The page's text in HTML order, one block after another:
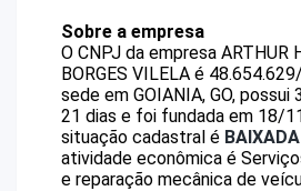
Sobre a empresa
O CNPJ da empresa ARTHUR
BORGES VILELA é
sede em GOIANIA, GO, possui
21 dias e foi fundada em 18/
situação cadastral é BAIXADA
atividade econômica é
e reparação mecânica de